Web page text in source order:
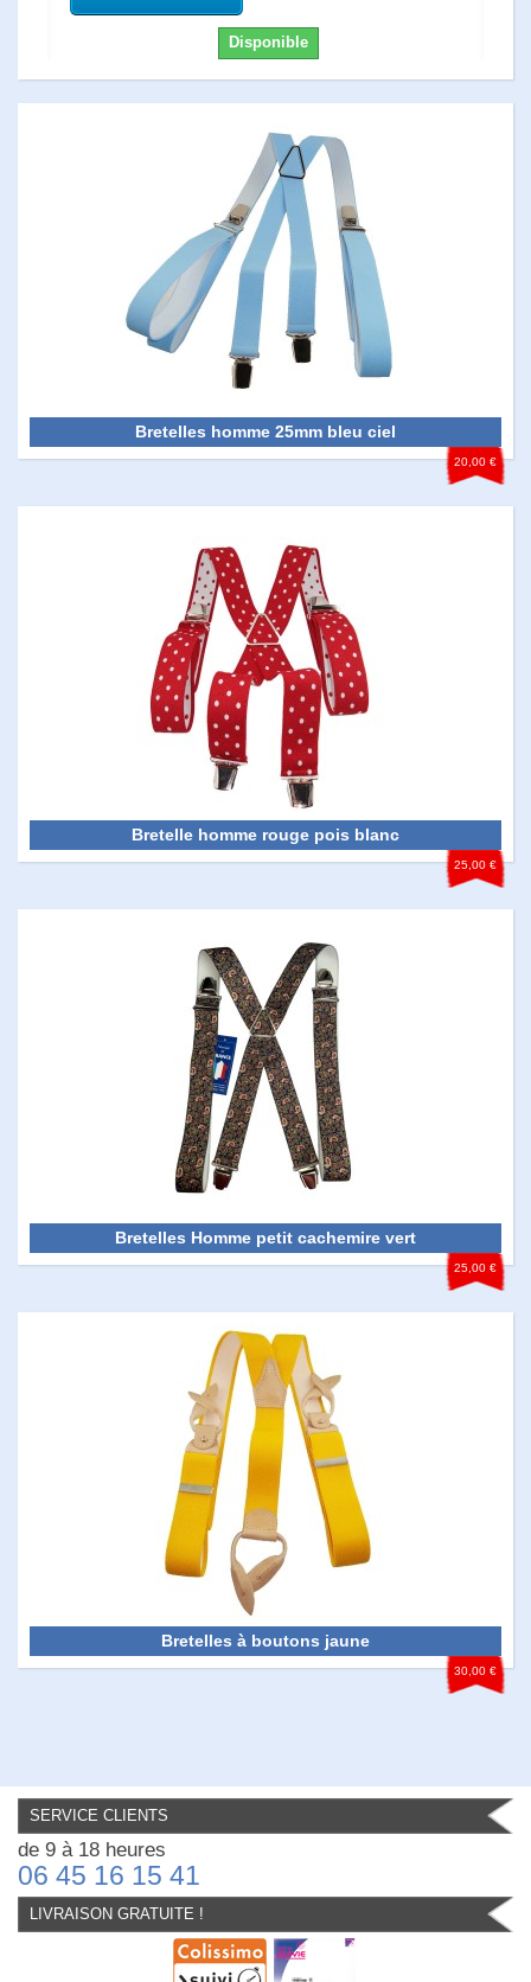
Disponible
Bretelles homme 25mm bleu ciel
20,00 €
Bretelle homme rouge pois blanc
25,00 €
Bretelles Homme petit cachemire vert
25,00 €
Bretelles à boutons jaune
30,00 €
SERVICE CLIENTS
de 9 à 18 heures
06 45 16 15 41
LIVRAISON GRATUITE !